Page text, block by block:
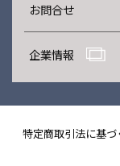
お問合せ
企業情報
特定商取引法に基づ